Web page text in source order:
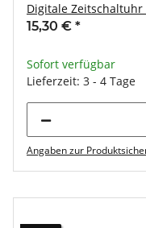
Digitale
15,30 € *
Sofort verfügbar
Lieferzeit: 3 - 4 Tage
Angaben zur